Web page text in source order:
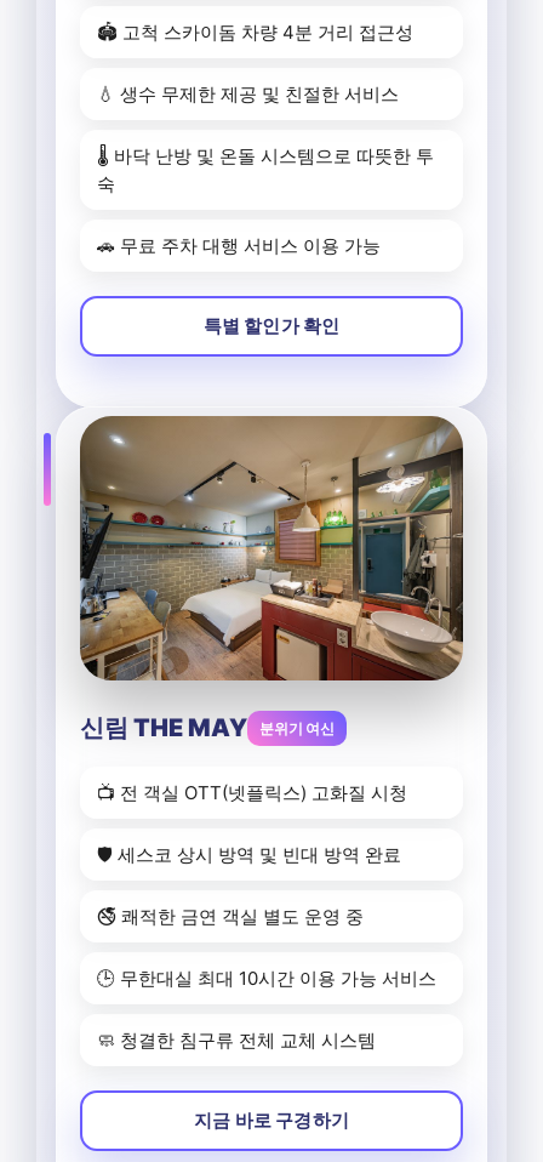
🏟️ 고척 스카이돔 차량 4분 거리 접근성
💧 생수 무제한 제공 및 친절한 서비스
🌡️ 바닥 난방 및 온돌 시스템으로 따뜻한 투
숙
🚗 무료 주차 대행 서비스 이용 가능
특별 할인가 확인
신림 THE MAY 분위기 여신
📺 전 객실 OTT(넷플릭스) 고화질 시청
🛡️ 세스코 상시 방역 및 빈대 방역 완료
🚭 쾌적한 금연 객실 별도 운영 중
🕒 무한대실 최대 10시간 이용 가능 서비스
🧼 청결한 침구류 전체 교체 시스템
지금 바로 구경하기